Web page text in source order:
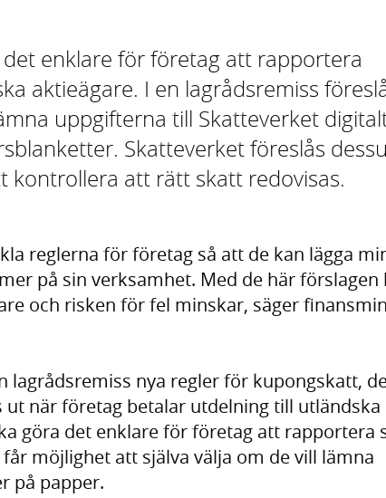
det enklare för företag att rapportera
aktieägare. I en lagrådsremiss
uppgifterna till Skatteverket
Skatteverket föreslås
kontrollera att rätt skatt redovisas.
reglerna för företag så att de kan lägga
på sin verksamhet. Med de här förslagen
och risken för fel minskar, säger
lagrådsremiss nya regler för kupongskatt,
ut när företag betalar utdelning till utländska
göra det enklare för företag att rapportera
möjlighet att själva välja om de vill lämna
på papper.